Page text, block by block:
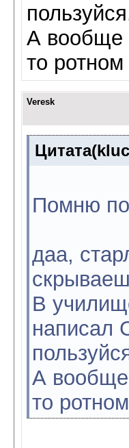
А вообще
то ротном
Veresk
Помню
даа,
В
написал
А
то